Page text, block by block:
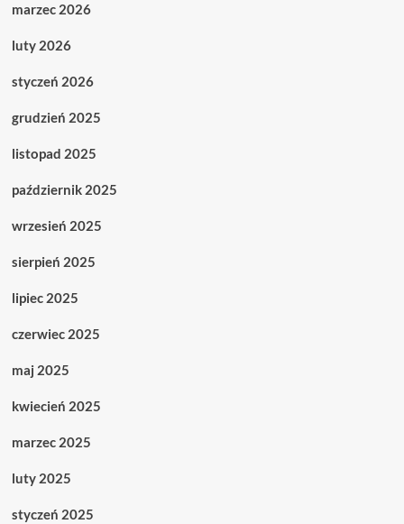
marzec 2026
luty 2026
styczeń 2026
grudzień 2025
listopad 2025
październik 2025
wrzesień 2025
sierpień 2025
lipiec 2025
czerwiec 2025
maj 2025
kwiecień 2025
marzec 2025
luty 2025
styczeń 2025